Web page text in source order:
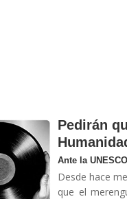
Pedirán
Ante la
Desde hace
que el